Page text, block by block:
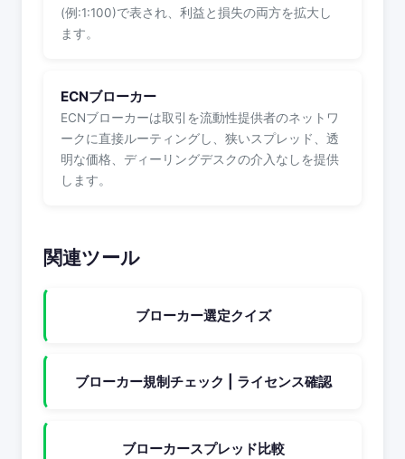
(例:1:100)で表され、利益と損失の両方を拡大し
ます。
ECNブローカー
ECNブローカーは取引を流動性提供者のネットワ
ークに直接ルーティングし、狭いスプレッド、透
明な価格、ディーリングデスクの介入なしを提供
します。
関連ツール
ブローカー選定クイズ
ブローカー規制チェック | ライセンス確認
ブローカースプレッド比較